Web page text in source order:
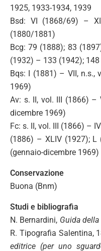
1925, 1933-1934, 1939
Bsd: VI (1868/69) –
(1880/1881)
Bcg: 79 (1888); 83
(1932) – 133 (1942);
Bqs: I (1881) – VII, n.s.,
1969)
Av: s. II, vol. III (1866) –
dicembre 1969)
Fc: s. II, vol. III (1866) –
(1886) – XLIV (1927); L
(gennaio-dicembre 1969)
Conservazione
Buona (Bnm)
Studi e bibliografia
N. Bernardini, Guida
R. Tipografia Salentina,
editrice (per uno